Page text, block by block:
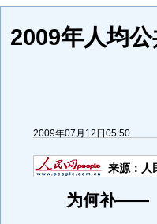
2009年人均
2009年07月12日05:50
来源： 人
为何补——